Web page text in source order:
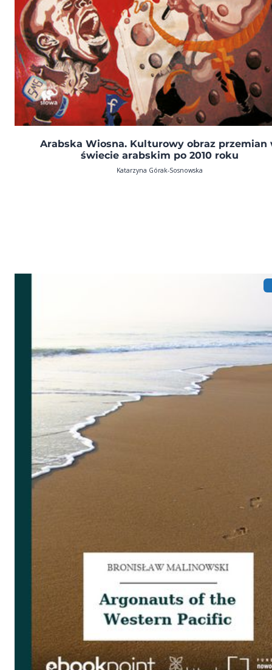
Arabska Wiosna. Kulturowy obraz przemian
świecie arabskim po 2010 roku
Katarzyna Górak-Sosnowska